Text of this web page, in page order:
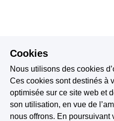
Cookies
Nous utilisons des cookies
Ces cookies sont destinés à
optimisée sur ce site web et
son utilisation, en vue de
nous offrons. En poursuivant